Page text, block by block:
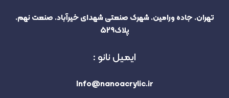
تهران. جاده ورامین. شهرک صنعتی شهدای خیرآباد. صنعت نهم.
پلاک529
ایمیل نانو :
Info@nanoacrylic.ir